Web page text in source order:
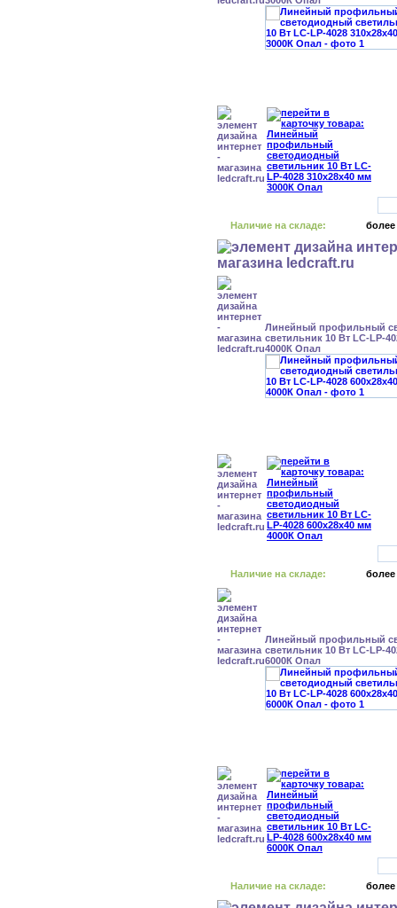
Наличие на складе: более
Линейный профильный
светильник 10 Вт LC-LP-
4000К Опал
Наличие на складе: более
Линейный профильный
светильник 10 Вт LC-LP-
6000К Опал
Наличие на складе: более